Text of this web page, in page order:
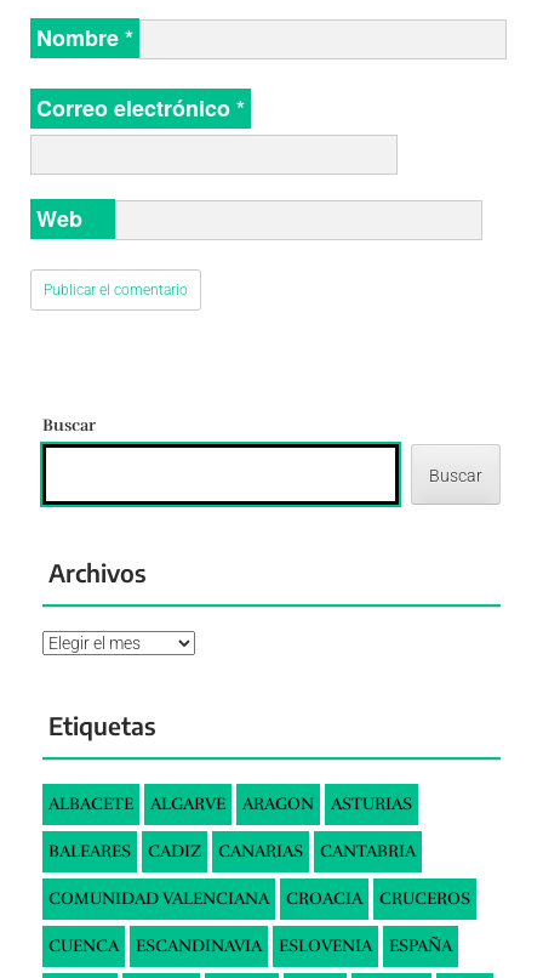
Nombre*
Correo electrónico*
Web
Buscar
Buscar
Archivos
Archivos
Etiquetas
ALBACETE ALGARVE ARAGON ASTURIAS
BALEARES CADIZ CANARIAS CANTABRIA
COMUNIDAD VALENCIANA CROACIA CRUCEROS
CUENCA ESCANDINAVIA ESLOVENIA ESPAÑA